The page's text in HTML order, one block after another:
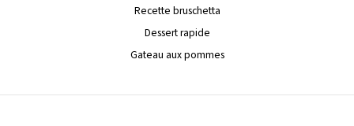
Recette bruschetta
Dessert rapide
Gateau aux pommes